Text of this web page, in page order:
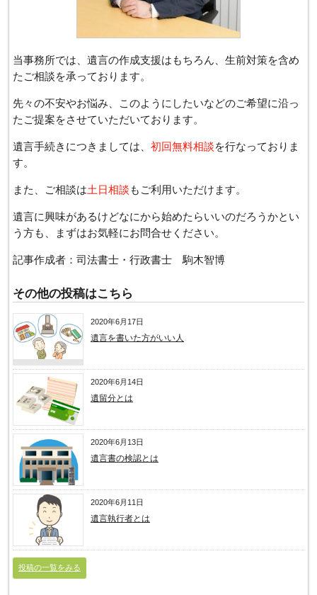
当事務所では、遺言の作成支援はもちろん、生前対策を含め
たご相談を承っております。
先々の不安やお悩み、このようにしたいなどのご希望に沿っ
たご提案をさせていただいております。
遺言手続きにつきましては、 初回無料相談を行なっておりま
す。
また、ご相談は土日相談 もご利用いただけます。
遺言に興味があるけどなにから始めたらいいのだろうかとい
う方も、まずはお気軽にお問合せください。
記事作成者：司法書士・行政書士 駒木智博
その他の投稿はこちら
2020年6月17日
遺言を書いた方がいい人
2020年6月14日
遺留分とは
2020年6月13日
遺言書の検認とは
2020年6月11日
遺言執行者とは
投稿の一覧をみる